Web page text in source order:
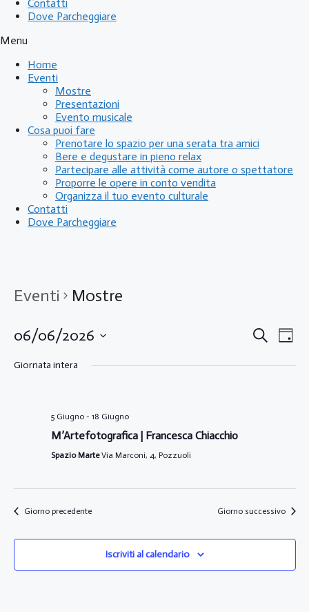
Contatti
Dove Parcheggiare
Menu
Home
Eventi
Mostre
Presentazioni
Evento musicale
Cosa puoi fare
Prenotare lo spazio per una serata tra amici
Bere e degustare in pieno relax
Partecipare alle attività come autore o spettatore
Proporre le opere in conto vendita
Organizza il tuo evento culturale
Contatti
Dove Parcheggiare
Eventi
Mostre
Eventi
Cerca
Giorno
06/06/2026
la
Giornata intera
5 Giugno- 18 Giugno
M’Artefotografica | Francesca Chiacchio
Spazio MarteVia Marconi, 4, Pozzuoli
Giorno precedente Giorno successivo
Iscriviti al calendario